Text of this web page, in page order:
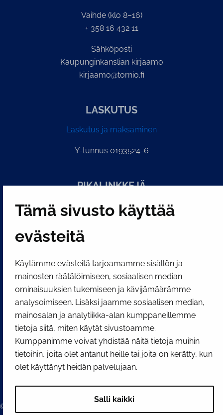
Tämä sivusto käyttää
evästeitä
Käytämme evästeitä tarjoamamme sisällön ja
mainosten räätälöimiseen, sosiaalisen median
ominaisuuksien tukemiseen ja kävijämäärämme
analysoimiseen. Lisäksi jaamme sosiaalisen median,
mainosalan ja analytiikka-alan kumppaneillemme
tietoja siitä, miten käytät sivustoamme.
Kumppanimme voivat yhdistää näitä tietoja muihin
tietoihin, joita olet antanut heille tai joita on kerätty, kun
olet käyttänyt heidän palvelujaan.
Salli kaikki
Vaihde (klo 8–16)
+ 358 16 432 11
Sähköposti
Kaupunginkanslian kirjaamo
kirjaamo@tornio.fi
LASKUTUS
Laskutus ja maksaminen
Y-tunnus 0193524-6
PI­KA­LINK­KE­JÄ
Näytä evästeasetukseni
SOSIAALINEN MEDIA
Facebook
© 2026 Tornion kaupunki